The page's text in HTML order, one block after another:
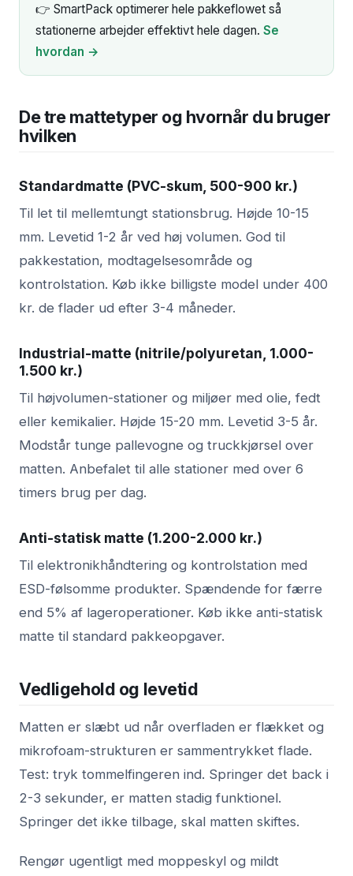
👉 SmartPack optimerer hele pakkeflowet så
stationerne arbejder effektivt hele dagen. Se
hvordan →
De tre mattetyper og hvornår du bruger
hvilken
Standardmatte (PVC-skum, 500-900 kr.)
Til let til mellemtungt stationsbrug. Højde 10-15
mm. Levetid 1-2 år ved høj volumen. God til
pakkestation, modtagelsesområde og
kontrolstation. Køb ikke billigste model under 400
kr. de flader ud efter 3-4 måneder.
Industrial-matte (nitrile/polyuretan, 1.000-
1.500 kr.)
Til højvolumen-stationer og miljøer med olie, fedt
eller kemikalier. Højde 15-20 mm. Levetid 3-5 år.
Modstår tunge pallevogne og truckkjørsel over
matten. Anbefalet til alle stationer med over 6
timers brug per dag.
Anti-statisk matte (1.200-2.000 kr.)
Til elektronikhåndtering og kontrolstation med
ESD-følsomme produkter. Spændende for færre
end 5% af lageroperationer. Køb ikke anti-statisk
matte til standard pakkeopgaver.
Vedligehold og levetid
Matten er slæbt ud når overfladen er flækket og
mikrofoam-strukturen er sammentrykket flade.
Test: tryk tommelfingeren ind. Springer det back i
2-3 sekunder, er matten stadig funktionel.
Springer det ikke tilbage, skal matten skiftes.
Rengør ugentligt med moppeskyl og mildt